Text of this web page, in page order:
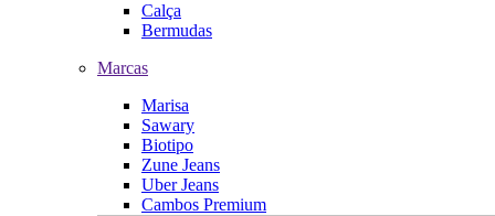
Calça
Bermudas
Marcas
Marisa
Sawary
Biotipo
Zune Jeans
Uber Jeans
Cambos Premium